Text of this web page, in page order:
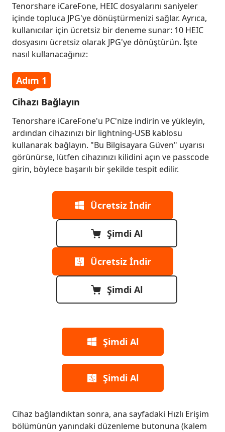
Dönüştürme
3.
Cihaz
Erişilebilirlik
Seçeneklerini
Kontrol
Etme
4.
Gerçek
Zamanlı
Ekran
Görüntüsü
Güncellemelerini
Önbelleğini
Tenorshare iCareFone, HEIC dosyalarını saniyeler
içinde topluca JPG'ye dönüştürmenizi sağlar. Ayrıca,
kullanıcılar için ücretsiz bir deneme sunar: 10 HEIC
dosyasını ücretsiz olarak JPG'ye dönüştürün. İşte
nasıl kullanacağınız:
Adım 1
Cihazı Bağlayın
Tenorshare iCareFone'u PC'nize indirin ve yükleyin,
ardından cihazınızı bir lightning-USB kablosu
kullanarak bağlayın. "Bu Bilgisayara Güven" uyarısı
görünürse, lütfen cihazınızı kilidini açın ve passcode
girin, böylece başarılı bir şekilde tespit edilir.
Ücretsiz İndir
Şimdi Al
Ücretsiz İndir
Şimdi Al
Şimdi Al
Şimdi Al
Cihaz bağlandıktan sonra, ana sayfadaki Hızlı Erişim
bölümünün yanındaki düzenleme butonuna (kalem